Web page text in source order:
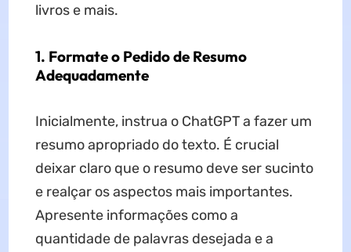
livros e mais.
1. Formate o Pedido de Resumo
Adequadamente
Inicialmente, instrua o ChatGPT a fazer um
resumo apropriado do texto. É crucial
deixar claro que o resumo deve ser sucinto
e realçar os aspectos mais importantes.
Apresente informações como a
quantidade de palavras desejada e a